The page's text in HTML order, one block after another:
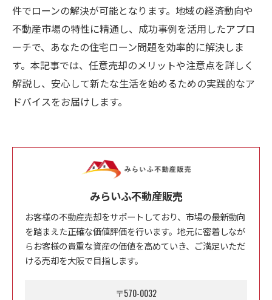
件でローンの解決が可能となります。地域の経済動向や
不動産市場の特性に精通し、成功事例を活用したアプロ
ーチで、あなたの住宅ローン問題を効率的に解決しま
す。本記事では、任意売却のメリットや注意点を詳しく
解説し、安心して新たな生活を始めるための実践的なア
ドバイスをお届けします。
みらいふ不動産販売
お客様の不動産売却をサポートしており、市場の最新動向
を踏まえた正確な価値評価を行います。地元に密着しなが
らお客様の貴重な資産の価値を高めていき、ご満足いただ
ける売却を大阪で目指します。
〒570-0032